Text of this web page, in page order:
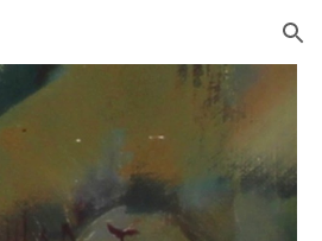
Skip to navigation